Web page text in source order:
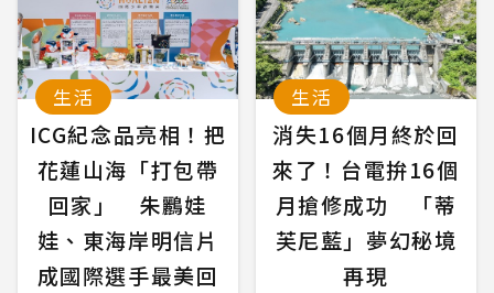
生活
ICG紀念品亮相！把
花蓮山海「打包帶
回家」 朱鸝娃
娃、東海岸明信片
成國際選手最美回
生活
消失16個月終於回
來了！台電拚16個
月搶修成功 「蒂
芙尼藍」夢幻秘境
再現